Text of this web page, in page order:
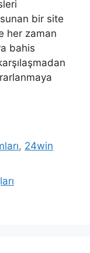
bir site
her zaman
bahis
, 24win